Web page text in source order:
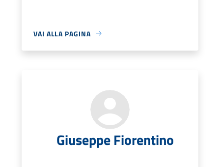
VAI ALLA PAGINA
Giuseppe Fiorentino